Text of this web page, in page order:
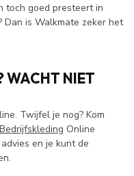
toch goed presteert in
Dan is Walkmate zeker het
WACHT NIET
Twijfel je nog? Kom
Bedrijfskleding Online
en je kunt de